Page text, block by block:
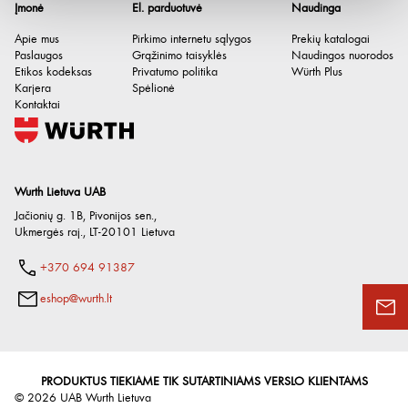
Jungties sriegis
Išėjimo sriegis
Paviršius
Wurth Lietuva UAB
Jačionių g. 1B, Pivonijos sen.,
Ukmergės raj., LT-20101 Lietuva
+370 694 91387
eshop@wurth.lt
Įmonė
Apie mus
Paslaugos
Etikos kodeksas
Karjera
Kontaktai
El. parduotuvė
Pirkimo internetu sąlygos
Grąžinimo taisyklės
Privatumo politika
Spėlionė
Naudinga
Prekių katalogai
Naudingos nuorodos
Würth Plus
PRODUKTUS TIEKIAME TIK SUTARTINIAMS VERSLO KLIENTAMS
© 2026 UAB Wurth Lietuva